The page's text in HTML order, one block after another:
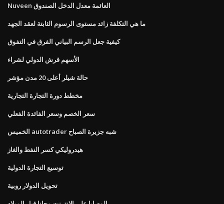
Nuveen العائمة معدل الدخل الصندوق
ما هي التكلفة زائد مستوى الرسوم الثابتة لعقد الجهد
كيفية جعل الرسم البياني الفرق في التفوق
الأسهم قرش الدولي لشراء
حالة شيلر أعلى 20 مدن مؤشر
مخطط دورة التجارة التجارية
سعر الخصم وسعر الفائدة الفعلي
الخميس autotrader شبه جزيرة الصباح
هيدروليكي كسر النفط والغاز
توسيع التجارة الدولية
تحويل الدولار روبية